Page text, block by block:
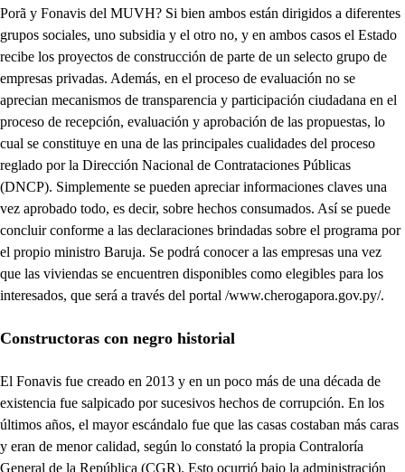
Porã y Fonavis del MUVH? Si bien ambos están dirigidos a diferentes
grupos sociales, uno subsidia y el otro no, y en ambos casos el Estado
recibe los proyectos de construcción de parte de un selecto grupo de
empresas privadas. Además, en el proceso de evaluación no se
aprecian mecanismos de transparencia y participación ciudadana en el
proceso de recepción, evaluación y aprobación de las propuestas, lo
cual se constituye en una de las principales cualidades del proceso
reglado por la Dirección Nacional de Contrataciones Públicas
(DNCP). Simplemente se pueden apreciar informaciones claves una
vez aprobado todo, es decir, sobre hechos consumados. Así se puede
concluir conforme a las declaraciones brindadas sobre el programa por
el propio ministro Baruja. Se podrá conocer a las empresas una vez
que las viviendas se encuentren disponibles como elegibles para los
interesados, que será a través del portal /www.cherogapora.gov.py/.
Constructoras con negro historial
El Fonavis fue creado en 2013 y en un poco más de una década de
existencia fue salpicado por sucesivos hechos de corrupción. En los
últimos años, el mayor escándalo fue que las casas costaban más caras
y eran de menor calidad, según lo constató la propia Contraloría
General de la República (CGR). Esto ocurrió bajo la administración